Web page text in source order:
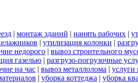
| монтаж зданий | нанять рабочих |
| утилизация колонки |
недорого | вывоз строительного
газелью | разгрузо-погрузочные
на час | вывоз металлолома | услуги
| уборка коттеджа | уборка